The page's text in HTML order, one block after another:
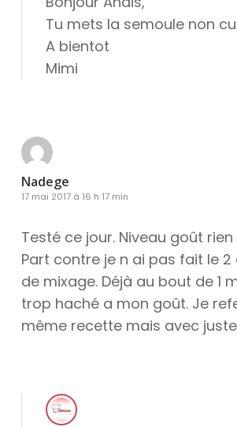
Tu mets la semoule non
A bientot
Mimi
Nadege
17 mai 2017 à 16 h 17 min
Testé ce jour. Niveau goût
Part contre je n ai pas fait le 2
de mixage. Déjà au bout de 1
trop haché a mon goût. Je
même recette mais avec